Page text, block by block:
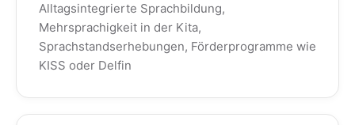
Alltagsintegrierte Sprachbildung,
Mehrsprachigkeit in der Kita,
Sprachstandserhebungen, Förderprogramme wie
KISS oder Delfin